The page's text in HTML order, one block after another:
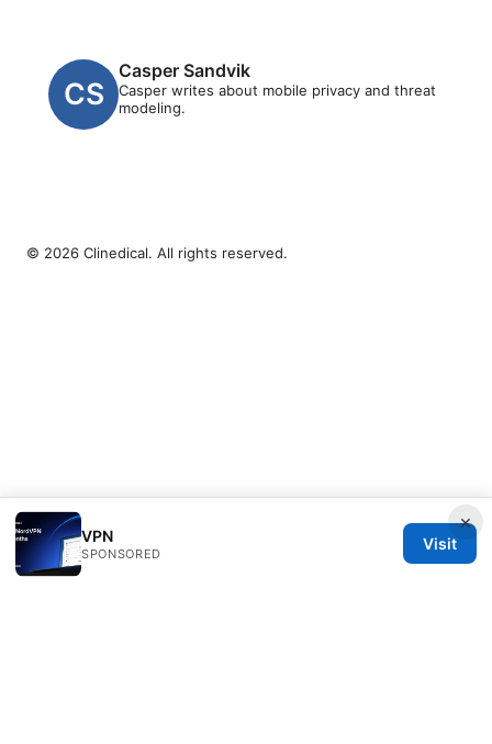
Casper Sandvik
Casper writes about mobile privacy and threat
modeling.
×
VPN
SPONSORED
Visit
© 2026 Clinedical. All rights reserved.